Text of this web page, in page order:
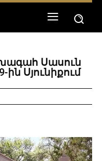
Սասուն
ին Սյունիքում